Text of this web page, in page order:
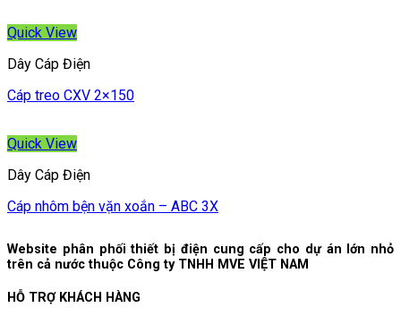
Quick View
Dây Cáp Điện
Cáp treo CXV 2×150
Quick View
Dây Cáp Điện
Cáp nhôm bện vặn xoắn – ABC 3X
Website phân phối thiết bị điện cung cấp cho dự án lớn nhỏ
trên cả nước thuộc Công ty TNHH MVE VIỆT NAM
HỖ TRỢ KHÁCH HÀNG